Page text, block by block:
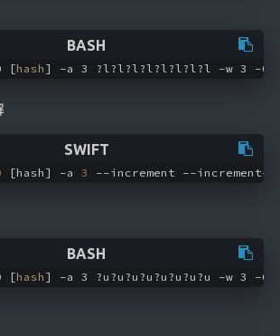
[hash] -a 3 ?l?l?l?l?l?l?l?l -w 3 –O
[hash] -a 3 --increment --increment-
[hash] -a 3 ?u?u?u?u?u?u?u?u -w 3 –O